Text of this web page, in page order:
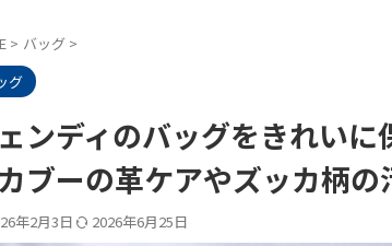
> バッグ >
グ
ンディのバッグをきれい
ブーの革ケアやズッカ柄の
年2月3日 2026年6月25日